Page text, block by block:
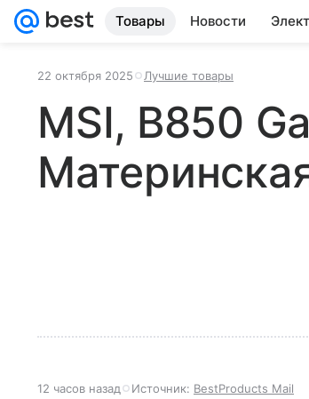
Товары Новости
22 октября 2025 Лучшие товары
MSI, B850
12 часов назад Источник: BestProducts Mail